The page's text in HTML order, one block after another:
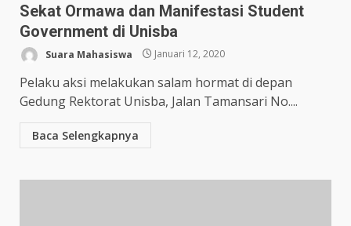
Sekat Ormawa dan Manifestasi Student
Government di Unisba
Suara Mahasiswa Januari 12, 2020
Pelaku aksi melakukan salam hormat di depan
Gedung Rektorat Unisba, Jalan Tamansari No....
Baca Selengkapnya